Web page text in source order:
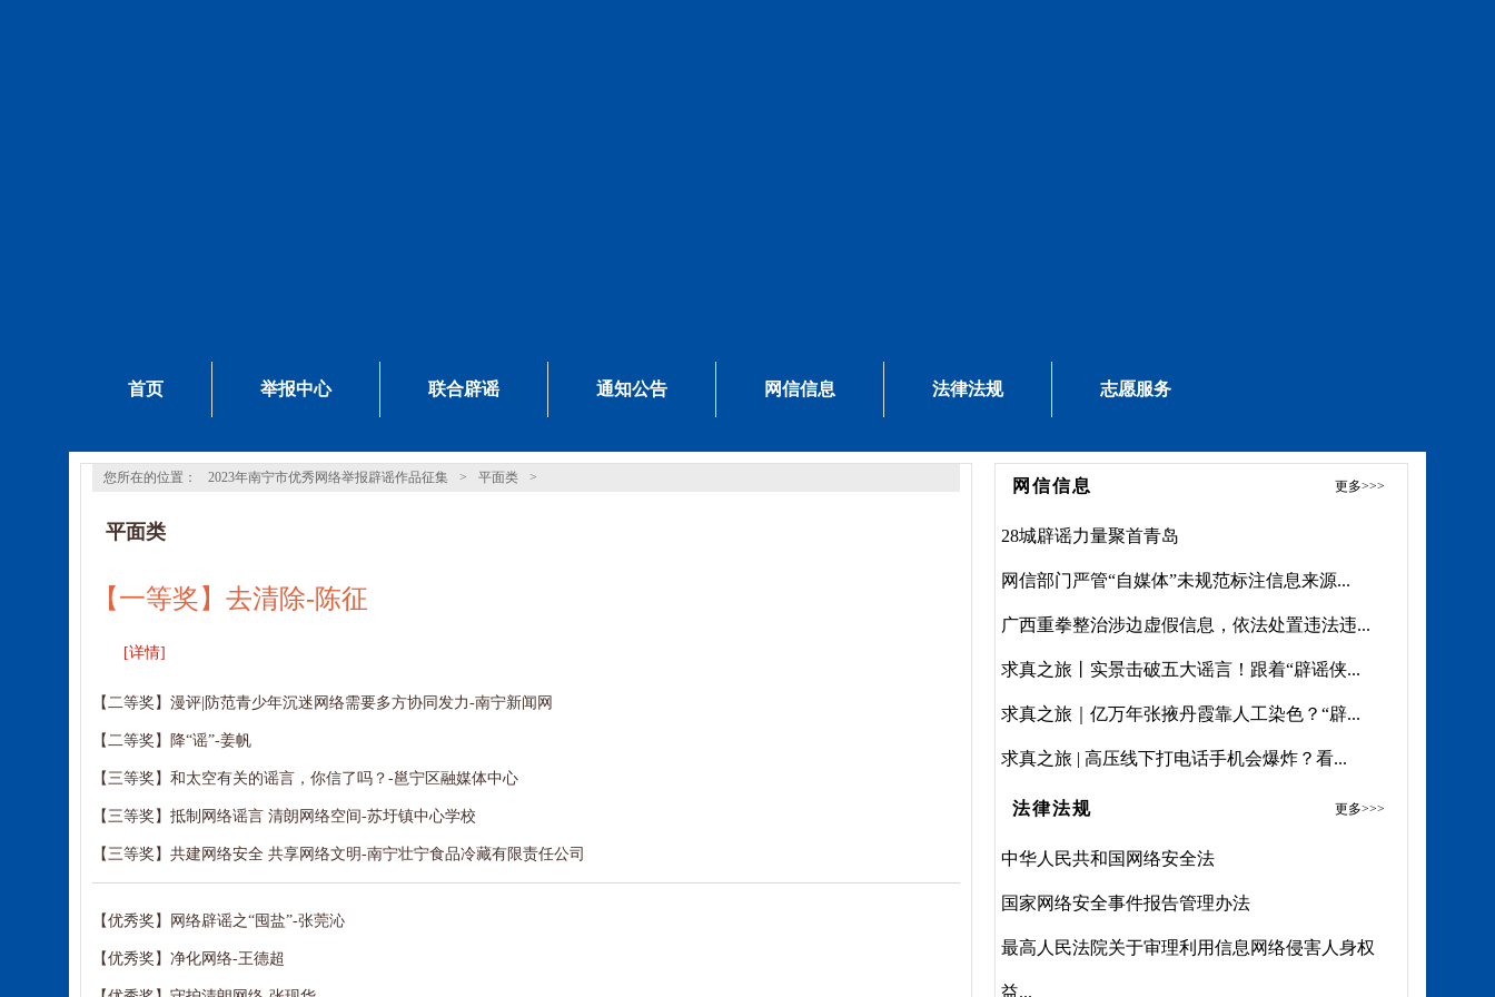
首页 举报中心 联合辟谣 通知公告 网信信息 法律法规 志愿服务
您所在的位置： 2023年南宁市优秀网络举报辟谣作品征集 > 平面类 >
平面类
【一等奖】去清除-陈征
[详情]
【二等奖】漫评|防范青少年沉迷网络需要多方协同发力-南宁新闻网
【二等奖】降“谣”-姜帆
【三等奖】和太空有关的谣言，你信了吗？-邕宁区融媒体中心
【三等奖】抵制网络谣言 清朗网络空间-苏圩镇中心学校
【三等奖】共建网络安全 共享网络文明-南宁壮宁食品冷藏有限责任公司
【优秀奖】网络辟谣之“囤盐”-张莞沁
【优秀奖】净化网络-王德超
网信信息 更多>>>
28城辟谣力量聚首青岛
网信部门严管“自媒体”未规范标注信息来源...
广西重拳整治涉边虚假信息，依法处置违法违...
求真之旅丨实景击破五大谣言！跟着“辟谣侠...
求真之旅｜亿万年张掖丹霞靠人工染色？“辟...
求真之旅 | 高压线下打电话手机会爆炸？看...
法律法规 更多>>>
​中华人民共和国网络安全法
国家网络安全事件报告管理办法
最高人民法院关于审理利用信息网络侵害人身权
益...